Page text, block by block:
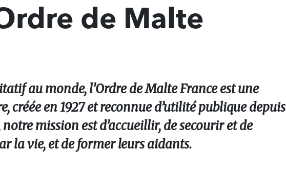
de Malte
au monde, l’Ordre de Malte France est une
en 1927 et reconnue d’utilité publique depuis
mission est d’accueillir, de secourir et de
la vie, et de former leurs aidants.